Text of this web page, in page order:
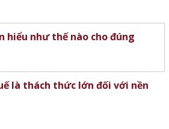
hiểu như thế nào cho đúng
là thách thức lớn đối với nền